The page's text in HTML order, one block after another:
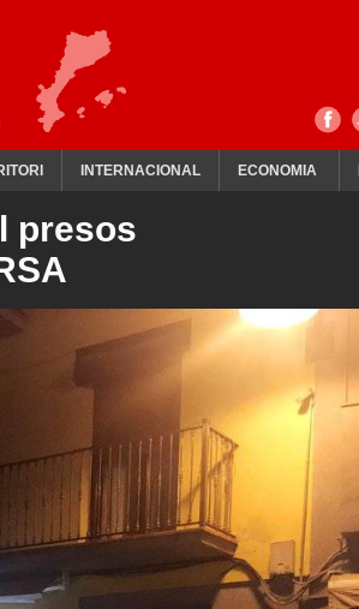
INTERNACIONAL ECONOMIA
presos